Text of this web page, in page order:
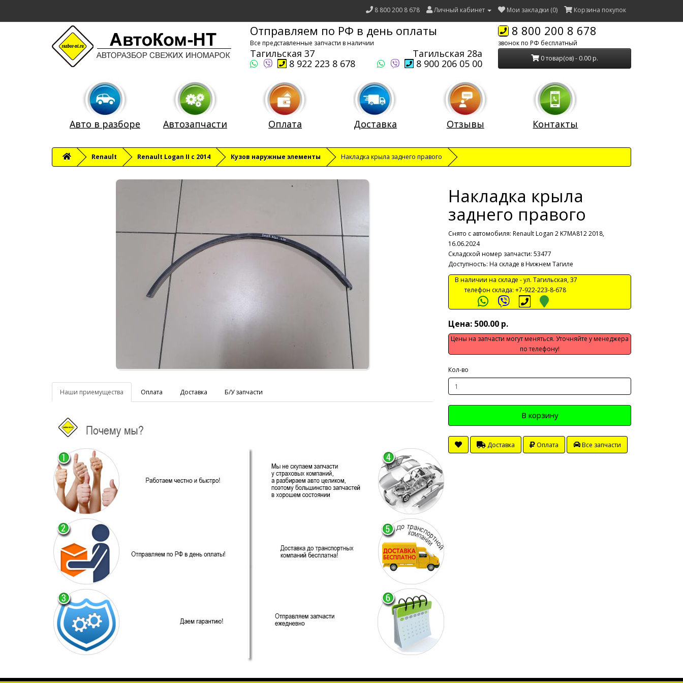
8 800 200 8 678 Личный кабинет Мои закладки (0) Корзина покупок
Отправляем по РФ в день оплаты
Все представленные запчасти в наличии
Тагильская 37
Тагильская 28а
8 922 223 8 678
8 900 206 05 00
8 800 200 8 678
звонок по РФ бесплатный
0 товар(ов) - 0.00 р.
Авто в разборе Автозапчасти Оплата Доставка Отзывы Контакты
Renault Renault Logan II с 2014 Кузов наружные элементы Накладка крыла заднего правого
Наши приемущества Оплата Доставка Б/У запчасти
Накладка крыла
заднего правого
Снято с автомобиля: Renault Logan 2 K7MA812 2018,
16.06.2024
Складской номер запчасти: 53477
Доступность: На складе в Нижнем Тагиле
В наличии на складе -ул. Тагильская, 37
телефон склада: +7-922-223-8-678
Цена: 500.00 р.
Цены на запчасти могут меняться. Уточняйте у менеджера
по телефону!
Кол-во
В корзину
Доставка Оплата Все запчасти